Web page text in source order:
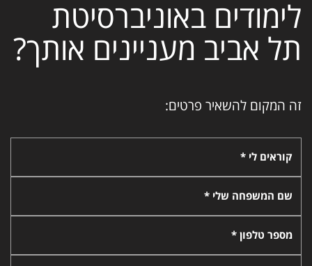
לימודים באוניברסיטת
תל אביב מעניינים אותך?
זה המקום להשאיר פרטים:
קוראים לי *
שם המשפחה שלי *
מספר טלפון *